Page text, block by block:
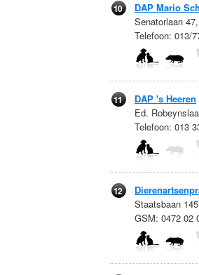
10
DAP Mario
Senatorlaan
Telefoon: 013/
11
DAP 's Heeren
Ed.
Telefoon: 013
12
Staatsbaan
GSM: 0472 02